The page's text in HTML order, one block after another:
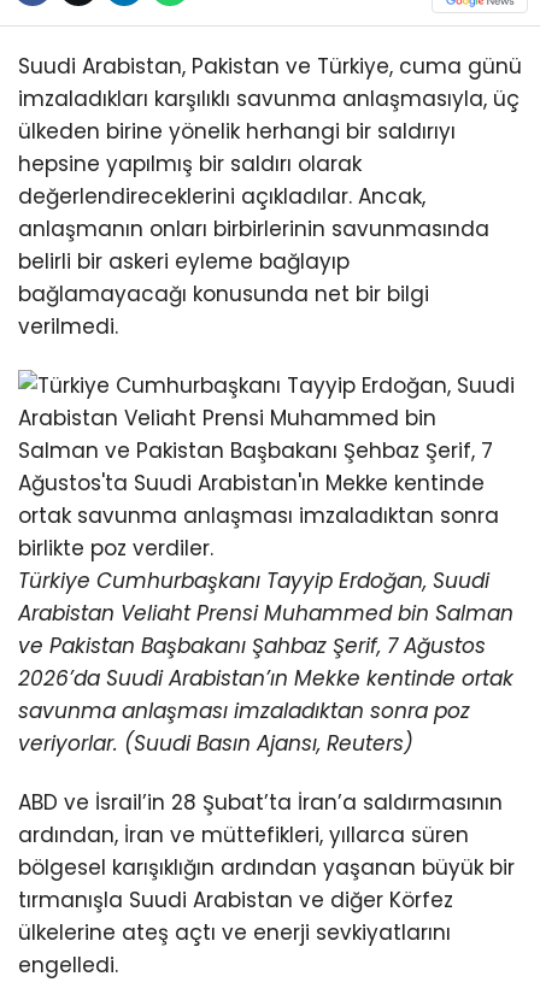
Suudi Arabistan, Pakistan ve Türkiye, cuma günü
imzaladıkları karşılıklı savunma anlaşmasıyla, üç
ülkeden birine yönelik herhangi bir saldırıyı
hepsine yapılmış bir saldırı olarak
değerlendireceklerini açıkladılar. Ancak,
anlaşmanın onları birbirlerinin savunmasında
belirli bir askeri eyleme bağlayıp
bağlamayacağı konusunda net bir bilgi
verilmedi.
Türkiye Cumhurbaşkanı Tayyip Erdoğan, Suudi
Arabistan Veliaht Prensi Muhammed bin Salman
ve Pakistan Başbakanı Şahbaz Şerif, 7 Ağustos
2026’da Suudi Arabistan’ın Mekke kentinde ortak
savunma anlaşması imzaladıktan sonra poz
veriyorlar. (Suudi Basın Ajansı, Reuters)
ABD ve İsrail’in 28 Şubat’ta İran’a saldırmasının
ardından, İran ve müttefikleri, yıllarca süren
bölgesel karışıklığın ardından yaşanan büyük bir
tırmanışla Suudi Arabistan ve diğer Körfez
ülkelerine ateş açtı ve enerji sevkiyatlarını
engelledi.